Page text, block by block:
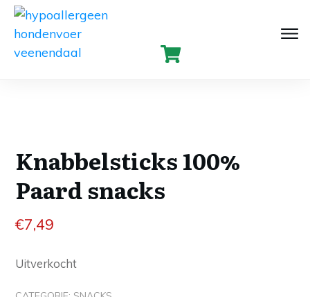
Knabbelsticks 100%
Paard snacks
€7,49
Uitverkocht